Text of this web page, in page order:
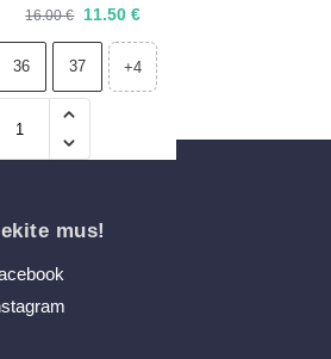
16.00€ 11.50€
36 37 +4
mus!